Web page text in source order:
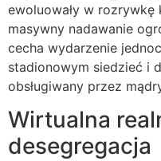
ewoluowały w rozrywkę
masywny nadawanie
cecha wydarzenie
stadionowym siedzieć i
obsługiwany przez
Wirtualna
desegregacja